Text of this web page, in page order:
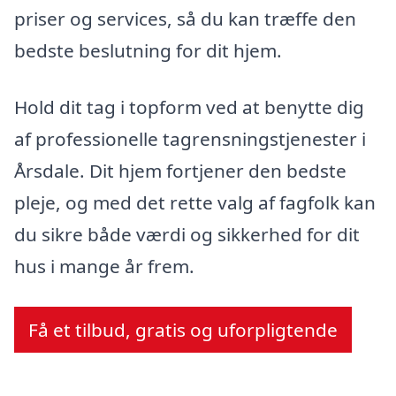
priser og services, så du kan træffe den
bedste beslutning for dit hjem.
Hold dit tag i topform ved at benytte dig
af professionelle tagrensningstjenester i
Årsdale. Dit hjem fortjener den bedste
pleje, og med det rette valg af fagfolk kan
du sikre både værdi og sikkerhed for dit
hus i mange år frem.
Få et tilbud, gratis og uforpligtende